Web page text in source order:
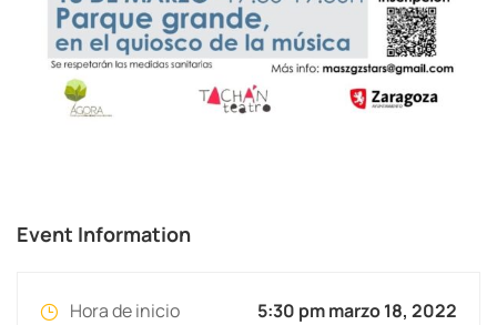
Event Information
Hora de inicio 5:30 pm marzo 18, 2022